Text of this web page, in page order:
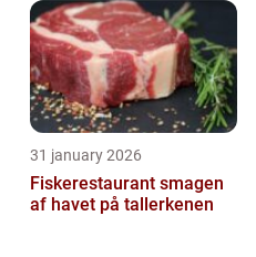
31 january 2026
Fiskerestaurant smagen
af havet på tallerkenen